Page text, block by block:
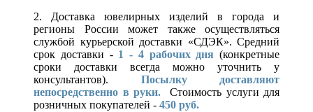
2. Доставка ювелирных изделий в города и
регионы России может также осуществляться
службой курьерской доставки «СДЭК». Средний
срок доставки - 1 - 4 рабочих дня (конкретные
сроки доставки всегда можно уточнить у
консультантов). Посылку доставляют
непосредственно в руки.
Стоимость услуги для
розничных покупателей - 450 руб.